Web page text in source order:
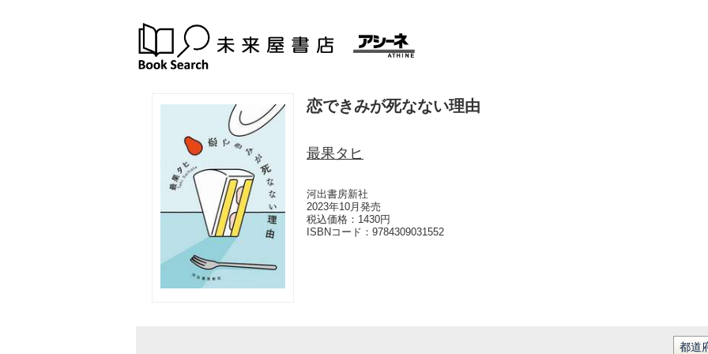
恋できみが死なない理由
最果タヒ
河出書房新社
2023年10月発売
税込価格：1430円
ISBNコード： 9784309031552